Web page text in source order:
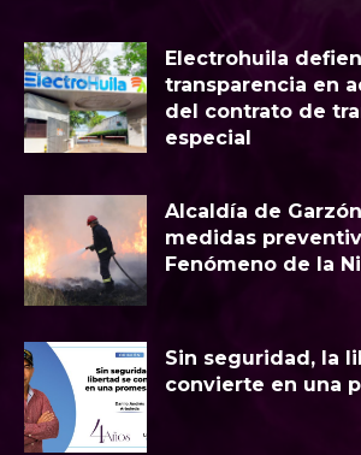
Electrohuila
transparencia en
del contrato de
especial
Alcaldía de
medidas
Fenómeno de la
Sin seguridad, la
convierte en una